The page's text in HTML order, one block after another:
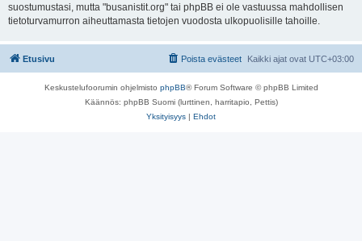
suostumustasi, mutta "busanistit.org" tai phpBB ei ole vastuussa mahdollisen
tietoturvamurron aiheuttamasta tietojen vuodosta ulkopuolisille tahoille.
Etusivu Kaikki ajat ovat UTC+03:00
Poista evästeet
Keskustelufoorumin ohjelmisto phpBB® Forum Software © phpBB Limited
Käännös: phpBB Suomi (lurttinen, harritapio, Pettis)
Yksityisyys | Ehdot